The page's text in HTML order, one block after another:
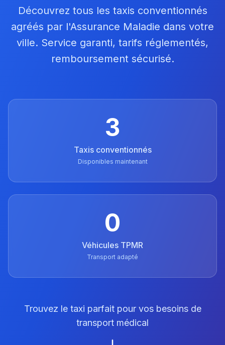
Découvrez tous les taxis conventionnés
agréés par l'Assurance Maladie dans votre
ville. Service garanti, tarifs réglementés,
remboursement sécurisé.
3
Taxis conventionnés
Disponibles maintenant
0
Véhicules TPMR
Transport adapté
Trouvez le taxi parfait pour vos besoins de
transport médical